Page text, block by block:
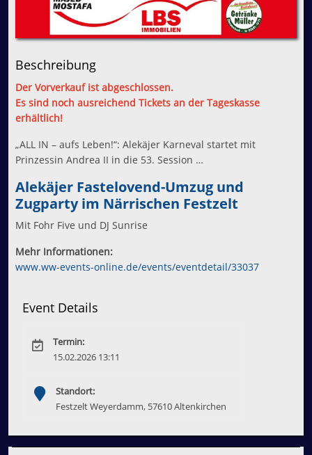
Beschreibung
Der Vorverkauf ist abgeschlossen.
Es sind noch ausreichend Tickets an der Tageskasse
erhältlich!
„ALL IN – aufs Leben!“: Alekäjer Karneval startet mit
Prinzessin Andrea II in die 53. Session …
Alekäjer Fastelovend-Umzug und
Zugparty im Närrischen Festzelt
Mit Fohr Five und DJ Sunrise
Mehr Informationen:
www.ww-events-online.de/events/eventdetail/33037
Event Details
Termin:
15.02.2026 13:11
Standort:
Festzelt Weyerdamm, 57610 Altenkirchen